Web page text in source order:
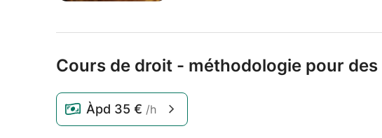
Cours de droit - méthodologie pour
Àpd 35 € /h